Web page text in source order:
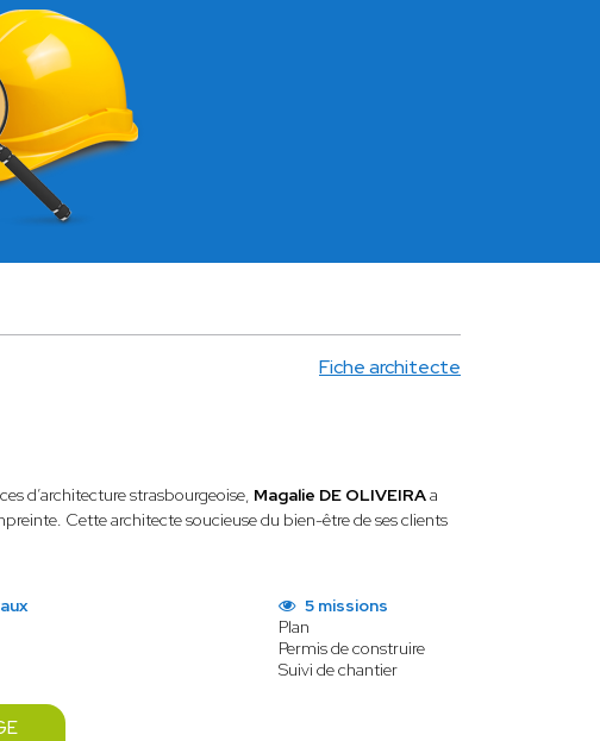
Fiche architecte
d’architecture strasbourgeoise, Magalie DE OLIVEIRAa
Cette architecte soucieuse du bien-être de ses clients
5 missions
Plan
Permis de construire
Suivi de chantier